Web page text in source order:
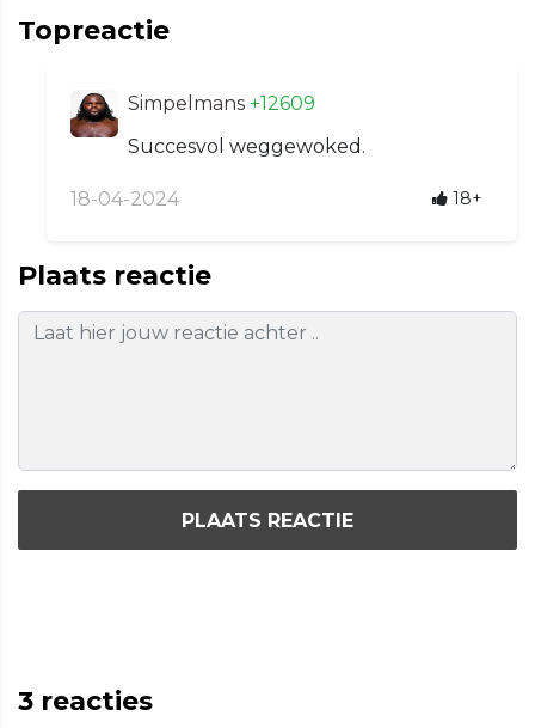
Topreactie
Simpelmans +12609
Succesvol weggewoked.
18-04-2024 18+
Plaats reactie
PLAATS REACTIE
3 reacties